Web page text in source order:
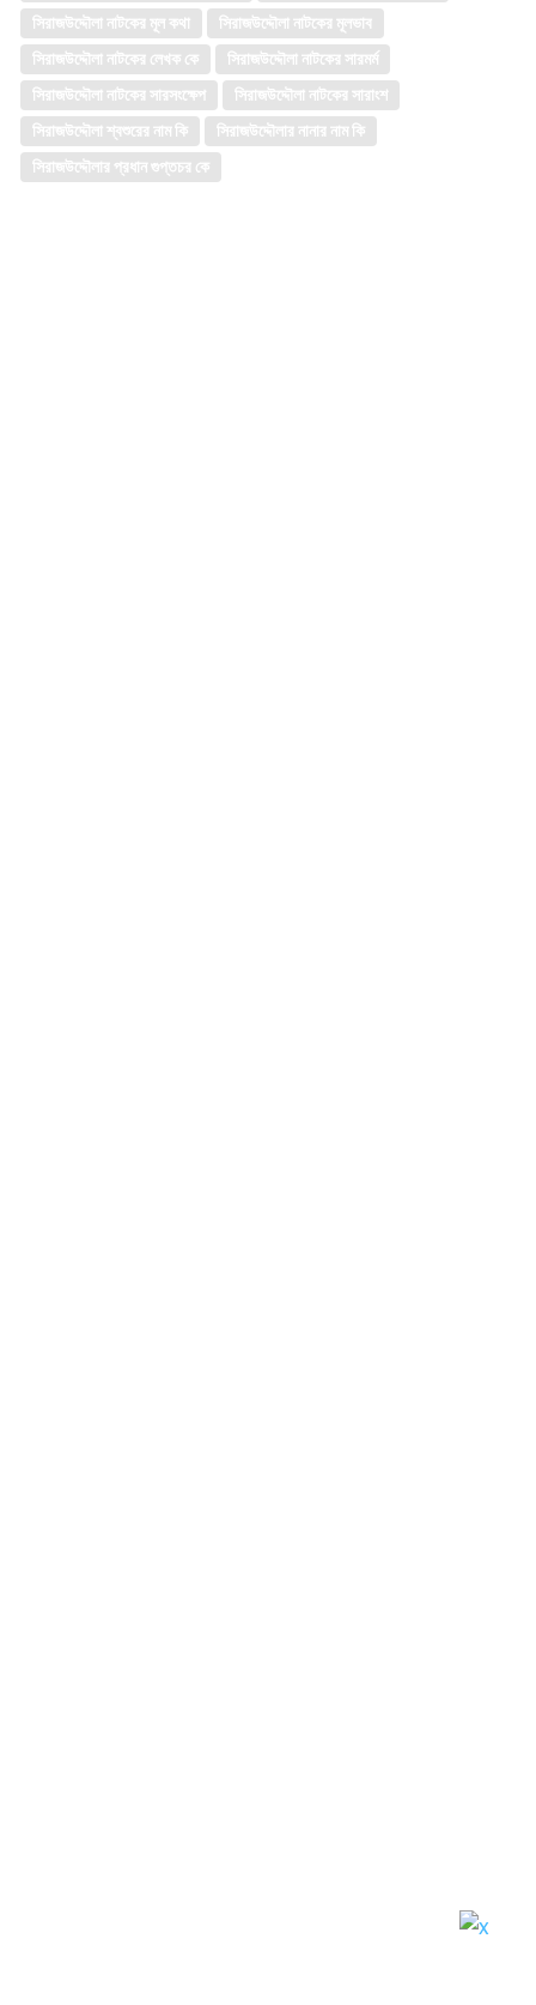
সিরাজউদ্দৌলা নাটকের মূল কথা
সিরাজউদ্দৌলা নাটকের মূলভাব
সিরাজউদ্দৌলা নাটকের লেখক কে
সিরাজউদ্দৌলা নাটকের সারমর্ম
সিরাজউদ্দৌলা নাটকের সারসংক্ষেপ
সিরাজউদ্দৌলা নাটকের সারাংশ
সিরাজউদ্দৌলা শ্বশুরের নাম কি
সিরাজউদ্দৌলার নানার নাম কি
সিরাজউদ্দৌলার প্রধান গুপ্তচর কে